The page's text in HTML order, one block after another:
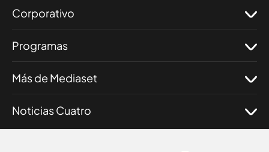
Corporativo
Programas
Más de Mediaset
Noticias Cuatro